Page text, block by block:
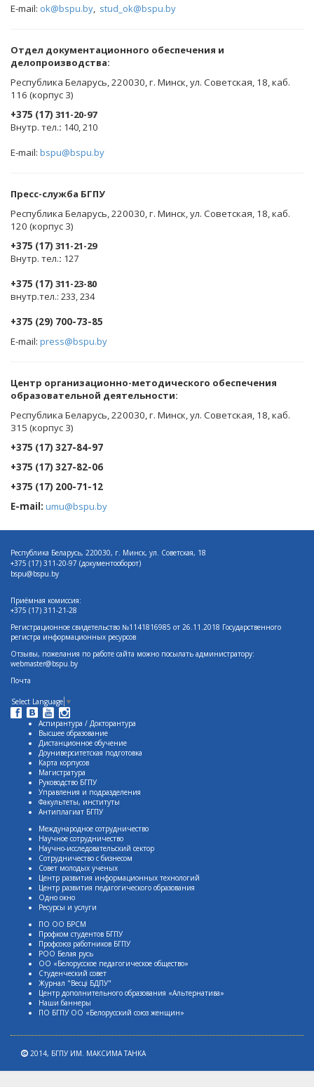
E-mail: ok@bspu.by, stud_ok@bspu.by
Oтдел документационного обеспечения и
делопроизводства:
Республика Беларусь, 220030, г. Минск, ул. Советская, 18, каб.
116 (корпус 3)
+375 (17) 311-20-97
Внутр. тел.: 140, 210
E-mail: bspu@bspu.by
Пресс-служба БГПУ
Республика Беларусь, 220030, г. Минск, ул. Советская, 18, каб.
120 (корпус 3)
+375 (17) 311-21-29
Внутр. тел.: 127
+375 (17) 311-23-80
внутр.тел.: 233, 234
+375 (29) 700-73-85
E-mail: press@bspu.by
Центр организационно-методического обеспечения
образовательной деятельности:
Республика Беларусь, 220030, г. Минск, ул. Советская, 18, каб.
315 (корпус 3)
+375 (17) 327-84-97
+375 (17) 327-82-06
+375 (17) 200-71-12
E-mail: umu@bspu.by
Республика Беларусь, 220030, г. Минск, ул. Советская, 18
+375 (17) 311-20-97 (документооборот)
bspu@bspu.by
Приёмная комиссия:
+375 (17) 311-21-28
Регистрационное свидетельство №1141816985 от 26.11.2018 Государственного
регистра информационных ресурсов
Отзывы, пожелания по работе сайта можно посылать администратору:
webmaster@bspu.by
Почта
Select Language ▼
Аспирантура / Докторантура
Высшее образование
Дистанционное обучение
Доуниверситетская подготовка
Карта корпусов
Магистратура
Руководство БГПУ
Управления и подразделения
Факультеты, институты
Антиплагиат БГПУ
Международное сотрудничество
Научное сотрудничество
Научно-исследовательский сектор
Сотрудничество с бизнесом
Совет молодых ученых
Центр развития информационных технологий
Центр развития педагогического образования
Одно окно
Ресурсы и услуги
ПО ОО БРСМ
Профком студентов БГПУ
Профсоюз работников БГПУ
РОО Белая русь
ОО «Белорусское педагогическое общество»
Студенческий совет
Журнал "Весцi БДПУ"
Центр дополнительного образования «Альтернатива»
Наши баннеры
ПО БГПУ ОО «Белорусский союз женщин»
2014, БГПУ ИМ. МАКСИМА ТАНКА